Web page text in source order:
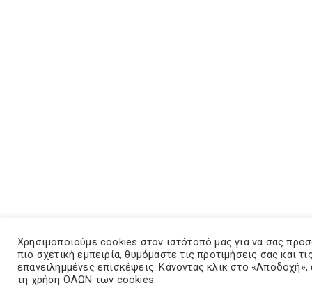
Χρησιμοποιούμε cookies στον ιστότοπό μας για να σας
πιο σχετική εμπειρία, θυμόμαστε τις προτιμήσεις σας και
επανειλημμένες επισκέψεις. Κάνοντας κλικ στο
τη χρήση ΟΛΩΝ των cookies.